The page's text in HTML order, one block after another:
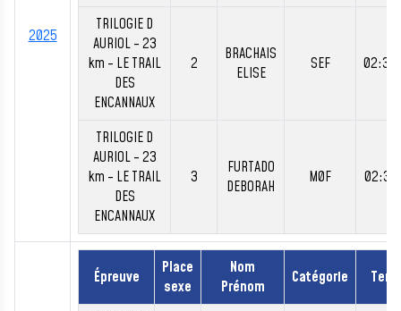
2025
TRILOGIE D
AURIOL - 23
km - LE TRAIL
DES
ENCANNAUX
2
BRACHAIS
ELISE
SEF
TRILOGIE D
AURIOL - 23
km - LE TRAIL
DES
ENCANNAUX
3
FURTADO
DEBORAH
M0F
Épreuve
Place
sexe
Nom
Prénom
Catégorie